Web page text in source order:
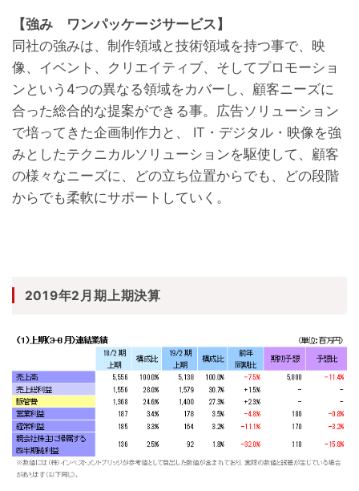
【強み　ワンパッケージサービス】
同社の強みは、制作領域と技術領域を持つ事で、映
像、イベント、クリエイティブ、そしてプロモーショ
ンという4つの異なる領域をカバーし、顧客ニーズに
合った総合的な提案ができる事。広告ソリューション
で培ってきた企画制作力と、 IT・デジタル・映像を強
みとしたテクニカルソリューションを駆使して、顧客
の様々なニーズに、どの立ち位置からでも、どの段階
2019年2月期上期決算